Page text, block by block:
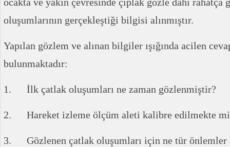
oluşumlarının gerçekleştiği bilgisi alınmıştır.
Yapılan gözlem ve alınan bilgiler ışığında acilen
bulunmaktadır:
1. İlk çatlak oluşumları ne zaman gözlenmiştir?
2. Hareket izleme ölçüm aleti kalibre edilmekte
3. Gözlenen çatlak oluşumları için ne tür önlemler